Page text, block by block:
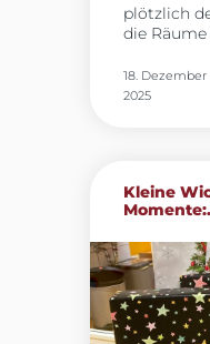
Bildung
und
plötzlich
die Räume
viele
strahlen
auch
sehen zu
Sinne
18. Dezember
2025
Kleine